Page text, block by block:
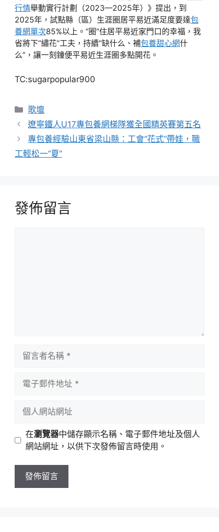
行情舉動實行計劃（2023—2025年）》提出，到
2025年，試點縣（區）生涯圈居平易近滿足度要達包
養網單次85%以上。“圈”住居平易近家門口的幸福，我
省將下“繡花”工夫，持續“缺什么、補包養甜心網什
么”，讓一刻鐘便平易近生涯圈多點開花。
TC:sugarpopular900
分
類
歌壇
遼寧鐵人U17專包養網梯隊獲全國精英賽第五名
專包養經驗山東省梁山縣：工會“花式”帶娃，職
工輕松一“夏”
發佈留言
址
站
址
在瀏覽器中儲存顯示名稱、電子郵件地址及個人
網站網址，以供下次發佈留言時使用。